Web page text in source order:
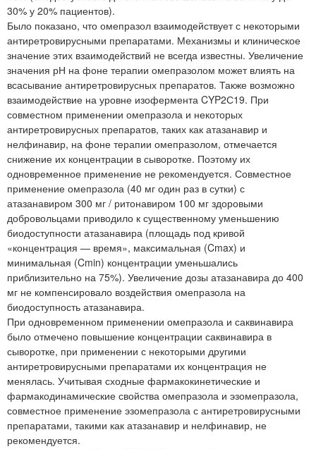
30% у 20% пациентов).
Было показано, что омепразол взаимодействует с некоторыми
антиретровирусными препаратами. Механизмы и клиническое
значение этих взаимодействий не всегда известны. Увеличение
значения рН на фоне терапии омепразолом может влиять на
всасывание антиретровирусных препаратов. Также возможно
взаимодействие на уровне изофермента CYP2С19. При
совместном применении омепразола и некоторых
антиретровирусных препаратов, таких как атазанавир и
нелфинавир, на фоне терапии омепразолом, отмечается
снижение их концентрации в сыворотке. Поэтому их
одновременное применение не рекомендуется. Совместное
применение омепразола (40 мг один раз в сутки) с
атазанавиром 300 мг / ритонавиром 100 мг здоровыми
добровольцами приводило к существенному уменьшению
биодоступности атазанавира (площадь под кривой
«концентрация — время», максимальная (Cmax) и
минимальная (Cmin) концентрации уменьшались
приблизительно на 75%). Увеличение дозы атазанавира до 400
мг не компенсировало воздействия омепразола на
биодоступность атазанавира.
При одновременном применении омепразола и саквинавира
было отмечено повышение концентрации саквинавира в
сыворотке, при применении с некоторыми другими
антиретровирусными препаратами их концентрация не
менялась. Учитывая сходные фармакокинетические и
фармакодинамические свойства омепразола и эзомепразола,
совместное применение эзомепразола с антиретровирусными
препаратами, такими как атазанавир и нелфинавир, не
рекомендуется.